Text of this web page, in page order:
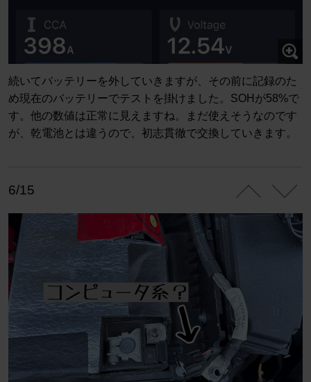
続いてバッテリーを外していきますが、その前に記録のた
め現在のバッテリーでテストを掛けました。SOHが58%で
す。他の数値は正常に見えますね。まだ使えそうなのです
が、乾電池とは違うので、初志貫徹で交換していきます。
6/15